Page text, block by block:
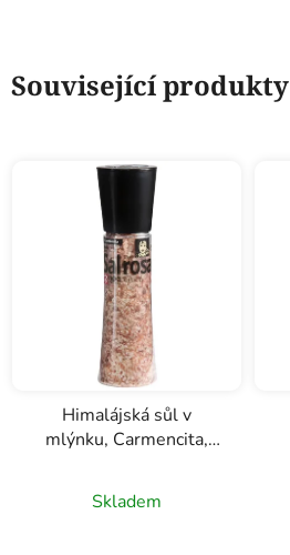
Související produkty
Himalájská sůl v
mlýnku, Carmencita,
Skladem